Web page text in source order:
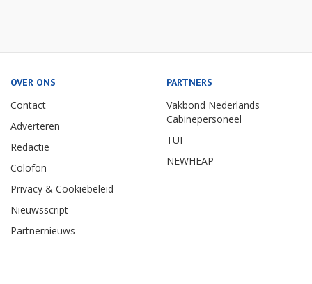
OVER ONS
Contact
Adverteren
Redactie
Colofon
Privacy & Cookiebeleid
Nieuwsscript
Partnernieuws
PARTNERS
Vakbond Nederlands
Cabinepersoneel
TUI
NEWHEAP